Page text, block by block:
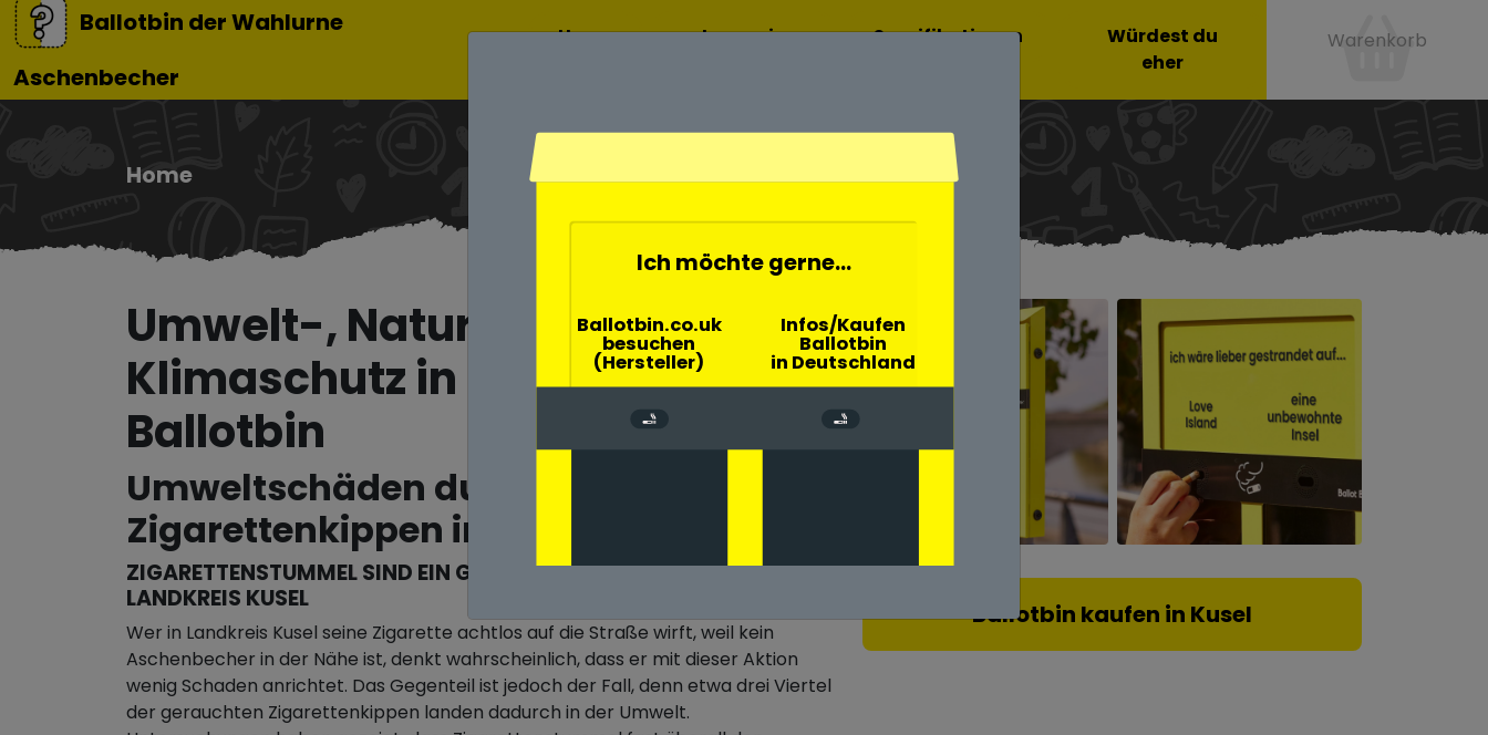
Ballotbin der Wahlurne
Aschenbecher
Home
Lesen sie
Spezifikationen
Würdest du
eher
Warenkorb
Home
Umwelt-, Natur- und
Klimaschutz in Kusel mit der
Ballotbin
Umweltschäden durch
Zigarettenkippen in Landkreis Kusel
ZIGARETTENSTUMMEL SIND EIN GROSSES UMWELTPROBLEM IN L
ANDKREIS KUSEL
Wer in Landkreis Kusel seine Zigarette achtlos auf die Straße wirft, weil kein
Aschenbecher in der Nähe ist, denkt wahrscheinlich, dass er mit dieser Aktion
wenig Schaden anrichtet. Das Gegenteil ist jedoch der Fall, denn etwa drei Viertel
der gerauchten Zigarettenkippen landen dadurch in der Umwelt.
Ballotbin kaufen in Kusel
Ich möchte gerne...
Ballotbin.co.uk
besuchen
(Hersteller)
Infos/Kaufen
Ballotbin
in Deutschland